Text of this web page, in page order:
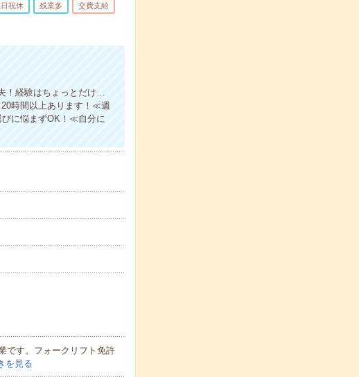
祝休 残業多 交費支給
！経験はちょっとだけ…
時間以上あります！≪週
に悩まずOK！≪自分に
です。フォークリフト免許
を見る